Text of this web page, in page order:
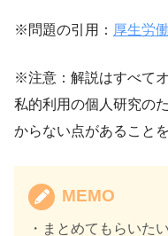
※問題の引用： 厚生労
※注意：解説はすべて
私的利用の個人研究の
からない点があること
MEMO
・まとめてもらいた